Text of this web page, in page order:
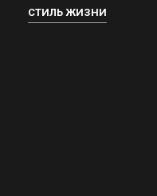
СТИЛЬ ЖИЗНИ